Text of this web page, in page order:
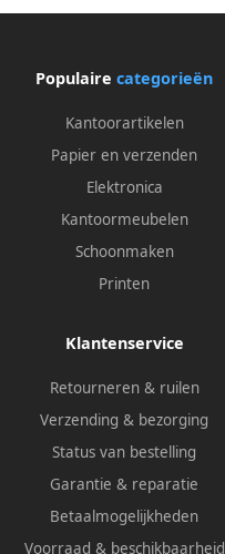
Populaire categorieën
Kantoorartikelen
Papier en verzenden
Elektronica
Kantoormeubelen
Schoonmaken
Printen
Klantenservice
Retourneren & ruilen
Verzending & bezorging
Status van bestelling
Garantie & reparatie
Betaalmogelijkheden
Voorraad & beschikbaarheid